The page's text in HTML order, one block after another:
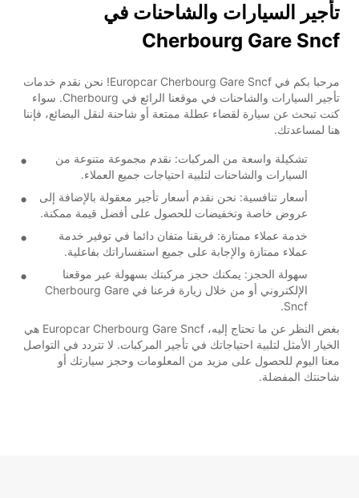
تأجير السيارات والشاحنات في
Cherbourg Gare Sncf
مرحبا بكم في Europcar Cherbourg Gare Sncf! نحن نقدم خدمات
تأجير السيارات والشاحنات في موقعنا الرائع في Cherbourg. سواء
كنت تبحث عن سيارة لقضاء عطلة ممتعة أو شاحنة لنقل البضائع، فإننا
هنا لمساعدتك.
تشكيلة واسعة من المركبات: نقدم مجموعة متنوعة من
السيارات والشاحنات لتلبية احتياجات جميع العملاء.
أسعار تنافسية: نحن نقدم أسعار تأجير معقولة بالإضافة إلى
عروض خاصة وتخفيضات للحصول على أفضل قيمة ممكنة.
خدمة عملاء ممتازة: فريقنا متفان دائما في توفير خدمة
عملاء ممتازة والإجابة على جميع استفساراتك بفاعلية.
سهولة الحجز: يمكنك حجز مركبتك بسهولة عبر موقعنا
الإلكتروني أو من خلال زيارة فرعنا في Cherbourg Gare
Sncf.
بغض النظر عن ما تحتاج إليه، Europcar Cherbourg Gare Sncf هي
الخيار الأمثل لتلبية احتياجاتك في تأجير المركبات. لا تتردد في التواصل
معنا اليوم للحصول على مزيد من المعلومات وحجز سيارتك أو
شاحنتك المفضلة.